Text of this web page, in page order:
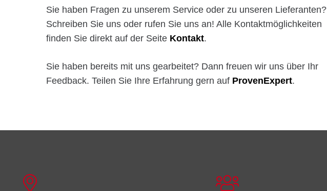
Sie haben Fragen zu unserem Service oder zu unseren Lieferanten?
Schreiben Sie uns oder rufen Sie uns an! Alle Kontaktmöglichkeiten
finden Sie direkt auf der Seite Kontakt.
Sie haben bereits mit uns gearbeitet? Dann freuen wir uns über Ihr
Feedback. Teilen Sie Ihre Erfahrung gern auf ProvenExpert.